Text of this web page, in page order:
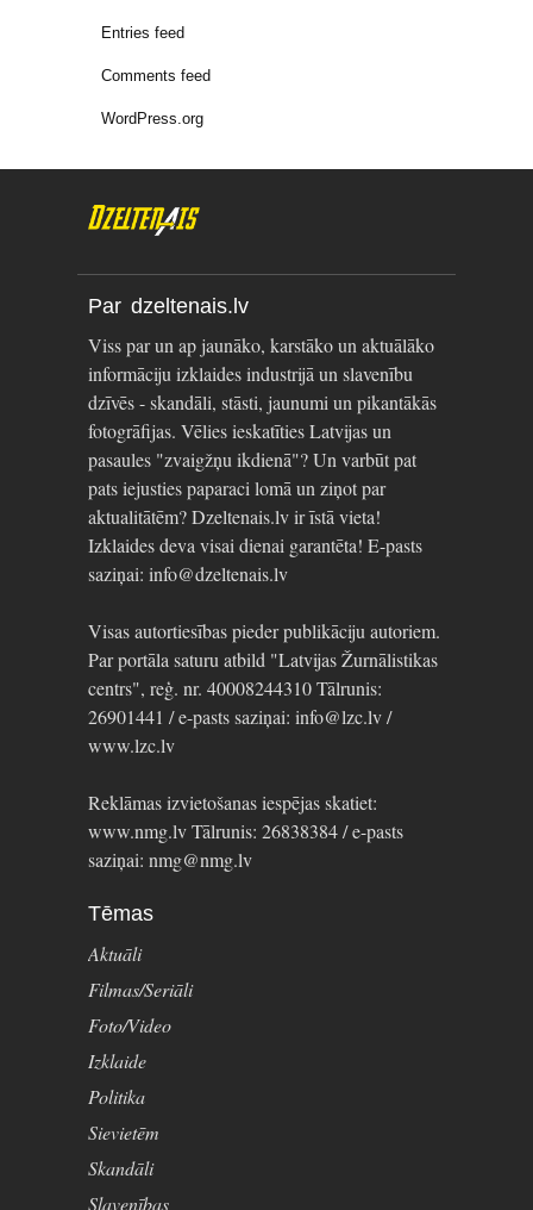
Entries feed
Comments feed
WordPress.org
Par dzeltenais.lv
Viss par un ap jaunāko, karstāko un aktuālāko
informāciju izklaides industrijā un slavenību
dzīvēs - skandāli, stāsti, jaunumi un pikantākās
fotogrāfijas. Vēlies ieskatīties Latvijas un
pasaules "zvaigžņu ikdienā"? Un varbūt pat
pats iejusties paparaci lomā un ziņot par
aktualitātēm? Dzeltenais.lv ir īstā vieta!
Izklaides deva visai dienai garantēta! E-pasts
saziņai: info@dzeltenais.lv
Visas autortiesības pieder publikāciju autoriem.
Par portāla saturu atbild "Latvijas Žurnālistikas
centrs", reģ. nr. 40008244310 Tālrunis:
26901441 / e-pasts saziņai: info@lzc.lv /
www.lzc.lv
Reklāmas izvietošanas iespējas skatiet:
www.nmg.lv Tālrunis: 26838384 / e-pasts
saziņai: nmg@nmg.lv
Tēmas
Aktuāli
Filmas/Seriāli
Foto/Video
Izklaide
Politika
Sievietēm
Skandāli
Slavenības